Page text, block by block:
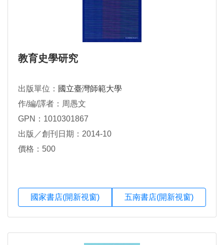
教育史學研究
出版單位： 國立臺灣師範大學
作/編/譯者：周愚文
GPN：1010301867
出版／創刊日期：2014-10
價格：500
國家書店(開新視窗) 五南書店(開新視窗)